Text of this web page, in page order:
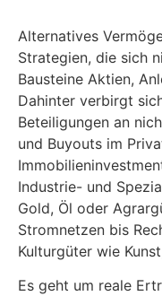
Alternatives
Strategien, die sich
Bausteine Aktien,
Dahinter verbirgt
Beteiligungen an
und Buyouts im
Industrie- und
Gold, Öl oder
Stromnetzen bis
Kulturgüter wie
Es geht um reale